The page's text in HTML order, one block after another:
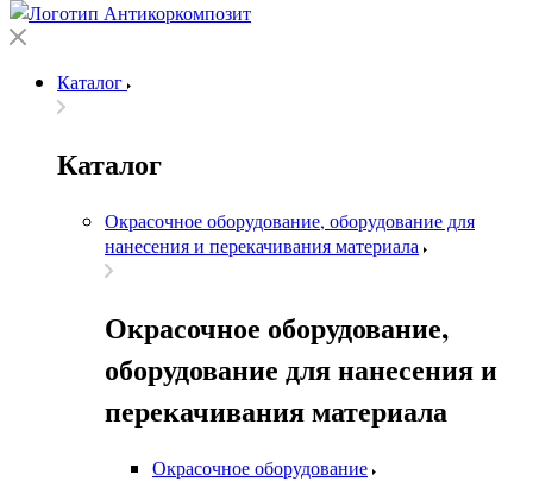
Каталог
Каталог
Окрасочное оборудование, оборудование для
нанесения и перекачивания материала
Окрасочное оборудование,
оборудование для нанесения и
перекачивания материала
Окрасочное оборудование